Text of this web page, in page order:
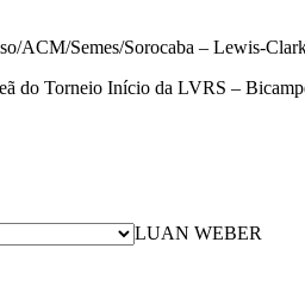
ACM/Semes/Sorocaba – Lewis-
do Torneio Início da LVRS –
LUAN WEBER